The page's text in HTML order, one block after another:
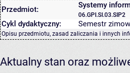
Przedmiot: Systemy
06.GPI.SI.03.SIP2
Cykl dydaktyczny: Semestr
Opisu przedmiotu, zasad zaliczania i innych
Aktualny stan oraz